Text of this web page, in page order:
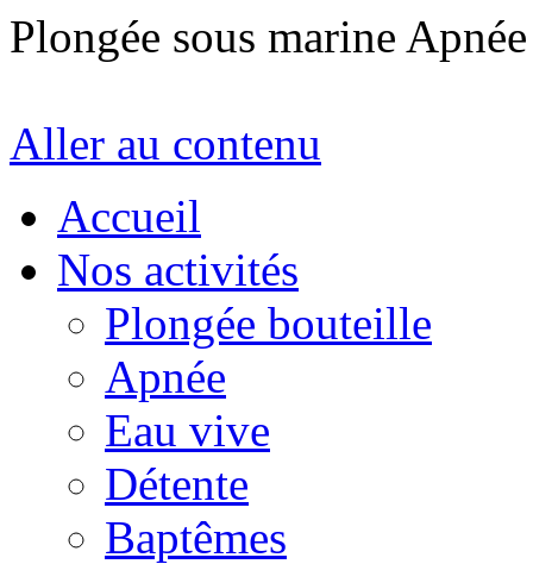
Plongée sous marine
Aller au contenu
Accueil
Nos activités
Plongée bouteille
Apnée
Eau vive
Détente
Baptêmes